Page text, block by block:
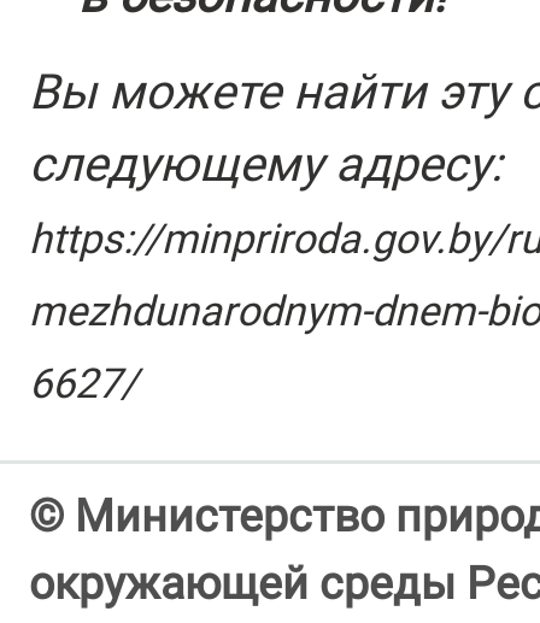
Вы можете найти эту
следующему адресу:
https://minpriroda.gov.by/
mezhdunarodnym-dnem-
6627/
© Министерство
окружающей среды